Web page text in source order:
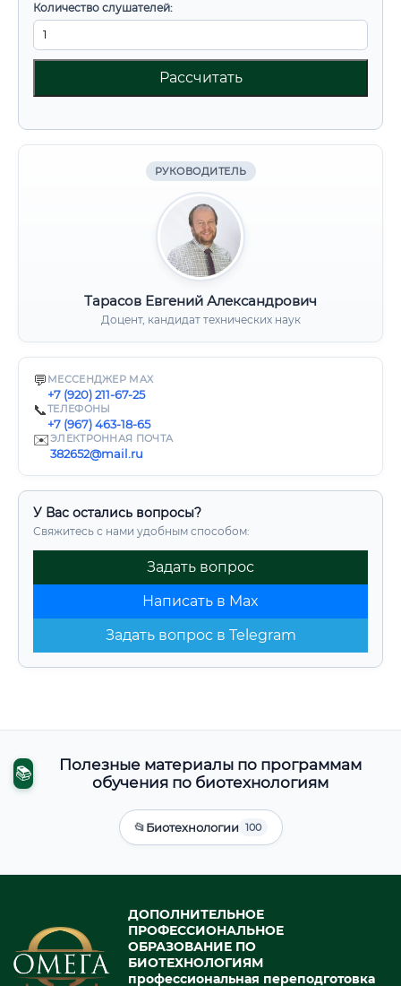
Количество слушателей:
Рассчитать
РУКОВОДИТЕЛЬ
Тарасов Евгений Александрович
Доцент, кандидат технических наук
💬 МЕССЕНДЖЕР MAX
+7 (920) 211-67-25
📞ТЕЛЕФОНЫ
+7 (967) 463-18-65
✉️ЭЛЕКТРОННАЯ ПОЧТА
382652@mail.ru
У Вас остались вопросы?
Свяжитесь с нами удобным способом:
Задать вопрос
Написать в Max
Задать вопрос в Telegram
📚
Полезные материалы по программам
обучения по биотехнологиям
📂Биотехнологии 100
ДОПОЛНИТЕЛЬНОЕ
ПРОФЕССИОНАЛЬНОЕ
ОБРАЗОВАНИЕ ПО
БИОТЕХНОЛОГИЯМ
профессиональная переподготовка